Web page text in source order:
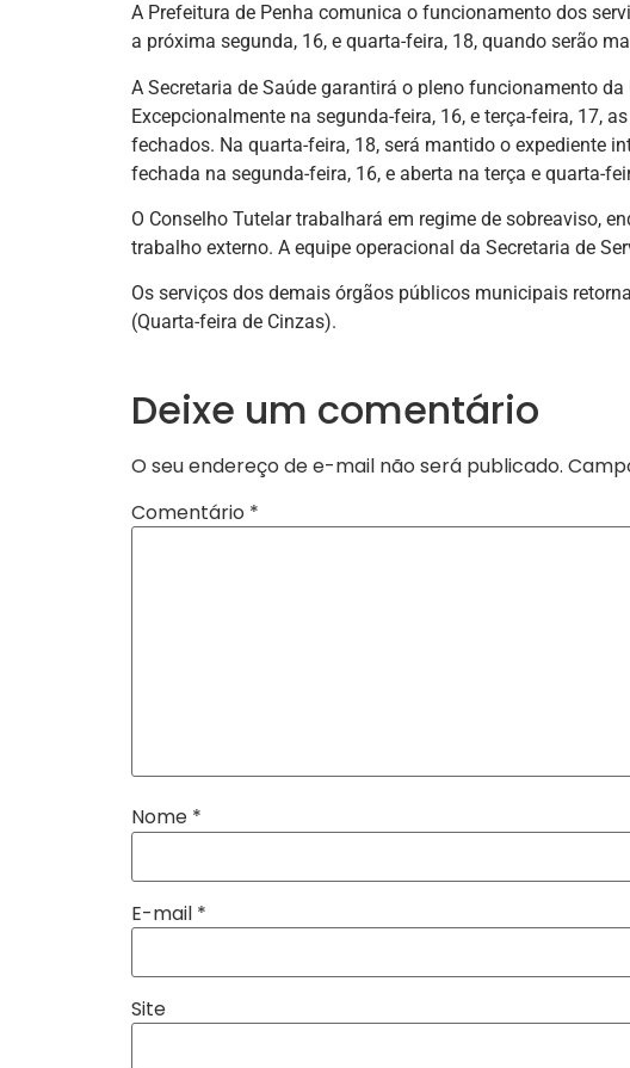
A Prefeitura de Penha comunica o funcionamento dos
a próxima segunda, 16, e quarta-feira, 18, quando serão
A Secretaria de Saúde garantirá o pleno funcionamento
Excepcionalmente na segunda-feira, 16, e terça-feira, 17,
fechados. Na quarta-feira, 18, será mantido o expediente
fechada na segunda-feira, 16, e aberta na terça e quarta-
O Conselho Tutelar trabalhará em regime de sobreaviso,
trabalho externo. A equipe operacional da Secretaria de
Os serviços dos demais órgãos públicos municipais
(Quarta-feira de Cinzas).
Deixe um comentário
O seu endereço de e-mail não será publicado.
Comentário *
Nome *
E-mail *
Site